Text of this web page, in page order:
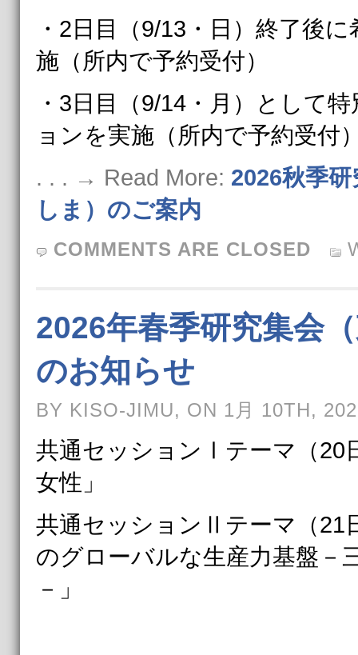
・2日目（9/13・日）終了後
施（所内で予約受付）
・3日目（9/14・月）として
ョンを実施（所内で予約受付
. . . → Read More: 2026秋季
しま）のご案内
COMMENTS ARE CLOSED
2026年春季研究集会
のお知らせ
BY KISO-JIMU, ON 1月 10TH,
共通セッションⅠテーマ（20
女性」
共通セッションⅡテーマ（21
のグローバルな生産力基盤－
－」